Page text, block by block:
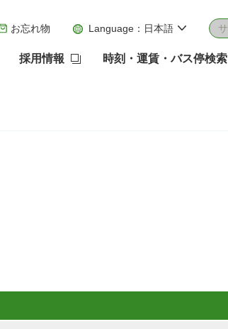
お忘れ物 Language： 日本語
採用情報 時刻・運賃・バス停検索